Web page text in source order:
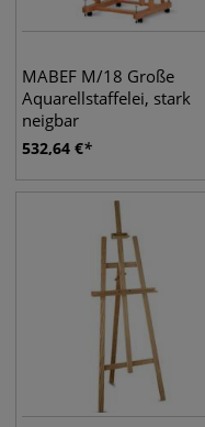
MABEF M/18 Große
Aquarellstaffelei, stark
neigbar
532,64 €